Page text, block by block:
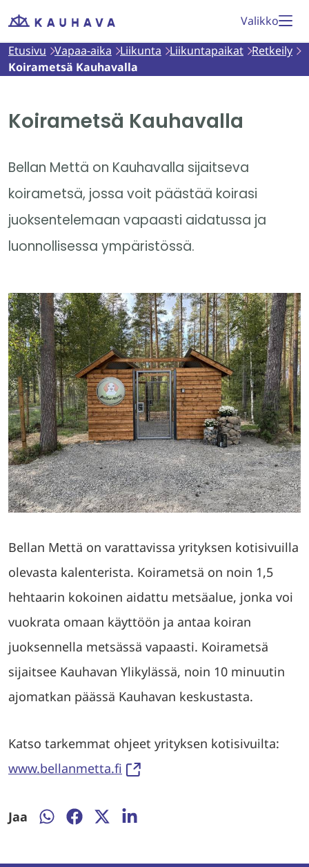
Siirry
Etusivu
Valikko
Etusivu Vapaa-aika Liikunta Liikuntapaikat Retkeily
Koirametsä Kauhavalla
Koirametsä Kauhavalla
Bellan Mettä on Kauhavalla sijaitseva
koirametsä, jossa voit päästää koirasi
juoksentelemaan vapaasti aidatussa ja
luonnollisessa ympäristössä.
Bellan Mettä on varattavissa yrityksen kotisivuilla
olevasta kalenterista. Koirametsä on noin 1,5
hehtaarin kokoinen aidattu metsäalue, jonka voi
vuokrata omaan käyttöön ja antaa koiran
juoksennella metsässä vapaasti. Koirametsä
sijaitsee Kauhavan Ylikylässä, noin 10 minuutin
ajomatkan päässä Kauhavan keskustasta.
Katso tarkemmat ohjeet yrityksen kotisivuilta:
www.bellanmetta.fi
Jaa
Jaa
Jaa
Jaa
Jaa